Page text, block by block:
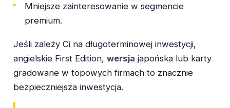
Mniejsze zainteresowanie w segmencie
premium.
Jeśli zależy Ci na długoterminowej inwestycji,
angielskie First Edition, wersja japońska lub karty
gradowane w topowych firmach to znacznie
bezpieczniejsza inwestycja.